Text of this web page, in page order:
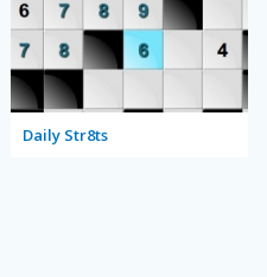
Daily Str8ts